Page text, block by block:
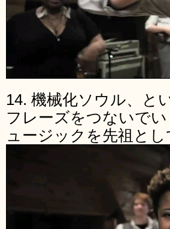
14. 機械化ソウル、と
フレーズをつないで
ュージックを先祖と